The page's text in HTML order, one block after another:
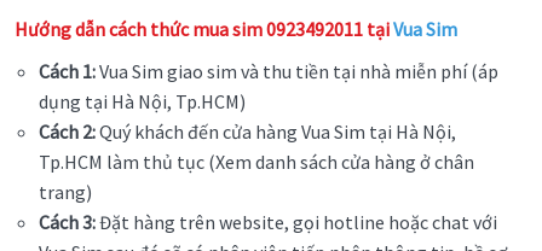
Hướng dẫn cách thức mua sim 0923492011 tạiVua Sim
Cách 1:Vua Sim giao sim và thu tiền tại nhà miễn phí (áp
dụng tại Hà Nội, Tp.HCM)
Cách 2:Quý khách đến cửa hàng Vua Sim tại Hà Nội,
Tp.HCM làm thủ tục (Xem danh sách cửa hàng ở chân
trang)
Cách 3:Đặt hàng trên website, gọi hotline hoặc chat với